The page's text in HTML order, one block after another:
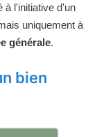
à l'initiative d'un
uniquement à
générale.
bien